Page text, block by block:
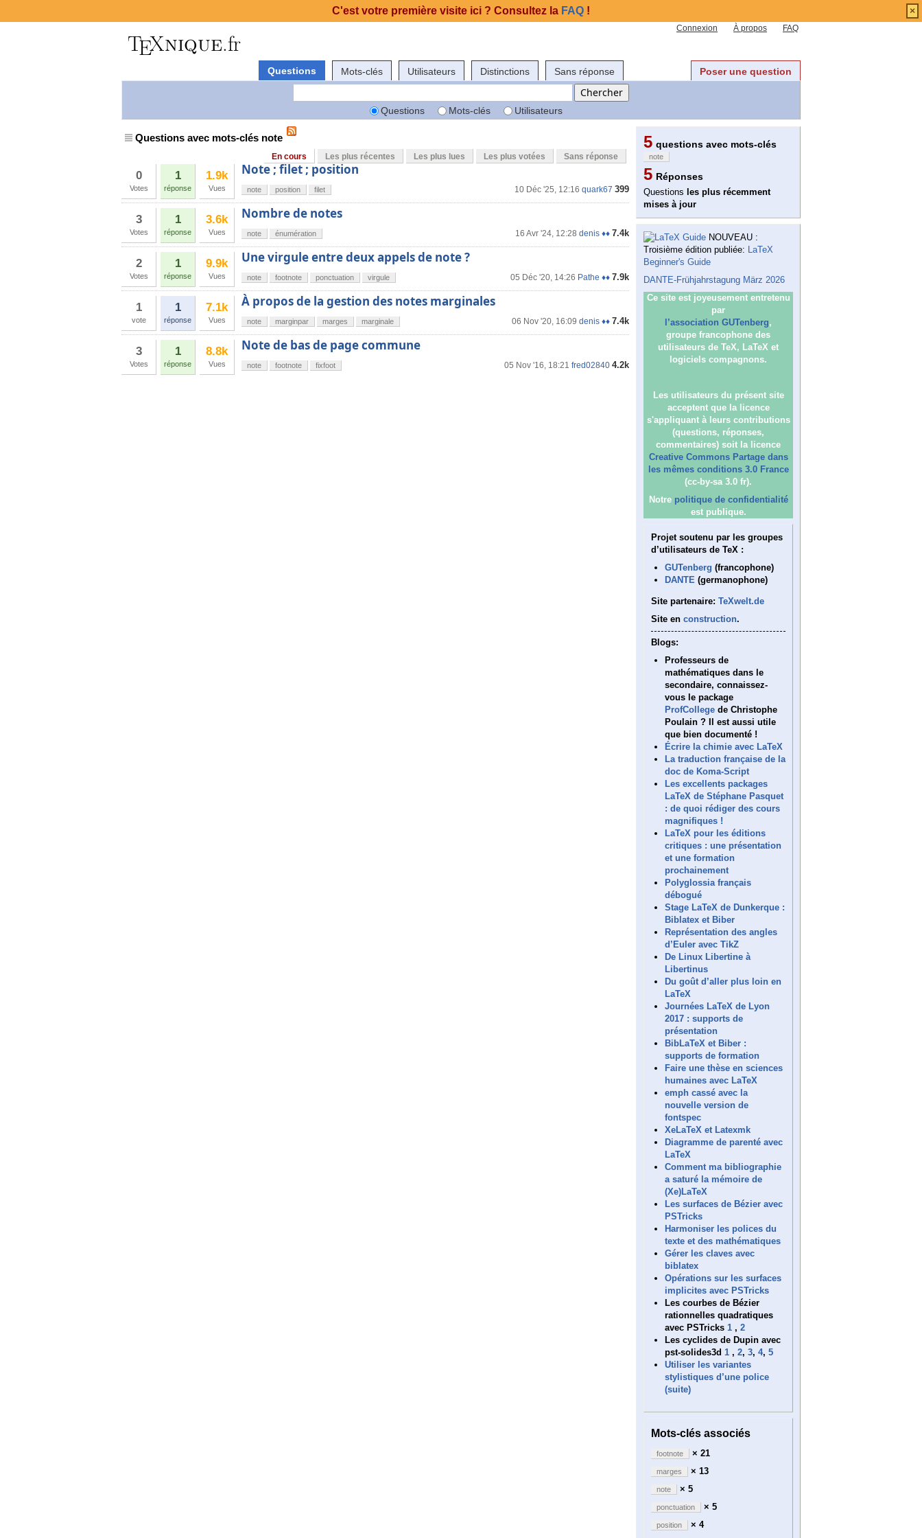
Connexion À propos FAQ
Questions Mots-clés Utilisateurs Distinctions Sans réponse Poser une question
Questions Mots-clés Utilisateurs
Questions avec mots-clés note
En cours Les plus récentes Les plus lues Les plus votées Sans réponse
0
Votes
1
réponse
1.9k
Vues
Note ; filet ; position
10 Déc '25, 12:16 quark67 399
note position filet
3
Votes
1
réponse
3.6k
Vues
Nombre de notes
16 Avr '24, 12:28 denis ♦♦ 7.4k
note énumération
2
Votes
1
réponse
9.9k
Vues
Une virgule entre deux appels de note ?
05 Déc '20, 14:26 Pathe ♦♦ 7.9k
note footnote ponctuation virgule
1
vote
1
réponse
7.1k
Vues
À propos de la gestion des notes marginales
06 Nov '20, 16:09 denis ♦♦ 7.4k
note marginpar marges marginale
3
Votes
1
réponse
8.8k
Vues
Note de bas de page commune
05 Nov '16, 18:21 fred02840 4.2k
note footnote fixfoot
5 questions avec mots-clés
note
5 Réponses
Questions les plus récemment
mises à jour
NOUVEAU :
Troisième édition publiée: LaTeX
Beginner's Guide
DANTE-Frühjahrstagung März 2026
Ce site est joyeusement entretenu
par
l’association GUTenberg,
groupe francophone des
utilisateurs de TeX, LaTeX et
logiciels compagnons.
Les utilisateurs du présent site
acceptent que la licence
s'appliquant à leurs contributions
(questions, réponses,
commentaires) soit la licence
Creative Commons Partage dans
les mêmes conditions 3.0 France
(cc-by-sa 3.0 fr).
Notre politique de confidentialité
est publique.
Projet soutenu par les groupes
d’utilisateurs de TeX :
GUTenberg (francophone)
DANTE (germanophone)
Site partenaire: TeXwelt.de
Site en construction.
Blogs:
Professeurs de
mathématiques dans le
secondaire, connaissez-
vous le package
ProfCollege de Christophe
Poulain ? Il est aussi utile
que bien documenté !
Écrire la chimie avec LaTeX
La traduction française de la
doc de Koma-Script
Les excellents packages
LaTeX de Stéphane Pasquet
: de quoi rédiger des cours
magnifiques !
LaTeX pour les éditions
critiques : une présentation
et une formation
prochainement
Polyglossia français
débogué
Stage LaTeX de Dunkerque :
Biblatex et Biber
Représentation des angles
d’Euler avec TikZ
De Linux Libertine à
Libertinus
Du goût d’aller plus loin en
LaTeX
Journées LaTeX de Lyon
2017 : supports de
présentation
BibLaTeX et Biber :
supports de formation
Faire une thèse en sciences
humaines avec LaTeX
emph cassé avec la
nouvelle version de
fontspec
XeLaTeX et Latexmk
Diagramme de parenté avec
LaTeX
Comment ma bibliographie
a saturé la mémoire de
(Xe)LaTeX
Les surfaces de Bézier avec
PSTricks
Harmoniser les polices du
texte et des mathématiques
Gérer les claves avec
biblatex
Opérations sur les surfaces
implicites avec PSTricks
Les courbes de Bézier
rationnelles quadratiques
avec PSTricks 1 , 2
Les cyclides de Dupin avec
pst-solides3d 1 , 2, 3, 4, 5
Utiliser les variantes
stylistiques d’une police
(suite)
Mots-clés associés
footnote × 21
marges × 13
note × 5
ponctuation × 5
position
× 4
C'est votre première visite ici ? Consultez la FAQ ! ×